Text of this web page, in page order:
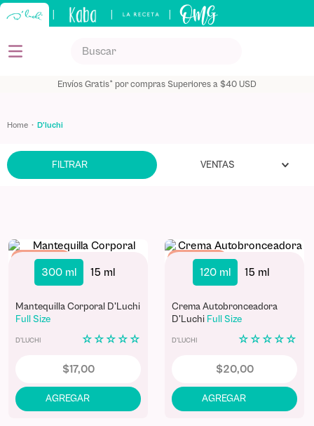
Envíos Gratis* por compras Superiores a $40 USD
d'luchi
FILTRAR VENTAS
Best Seller
300 ml 15 ml
Mantequilla Corporal D'Luchi
Full Size
D'LUCHI ☆ ☆ ☆ ☆ ☆
$17,00
Best Seller
120 ml 15 ml
Crema Autobronceadora
D'Luchi Full Size
D'LUCHI ☆ ☆ ☆ ☆ ☆
$20,00
TÉRMINOS MÁS BUSCADOS
3.
capilar